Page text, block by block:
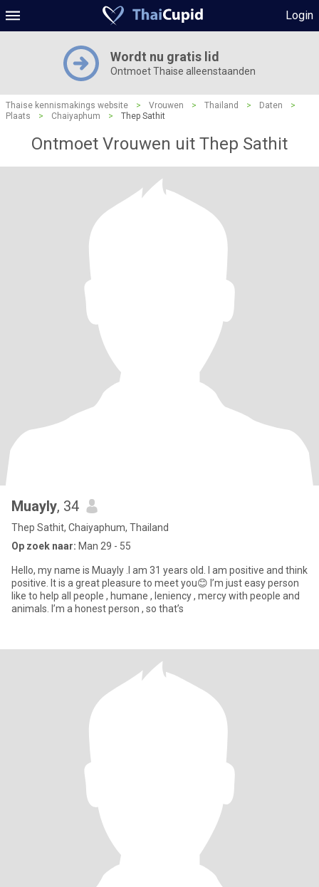
Login
Wordt nu gratis lid
Ontmoet Thaise alleenstaanden
Thaise kennismakings website > Vrouwen > Thailand > Daten
>
Plaats
> Chaiyaphum > Thep Sathit
Ontmoet Vrouwen uit Thep Sathit
Muayly, 34
Thep Sathit, Chaiyaphum, Thailand
Op zoek naar: Man 29 - 55
Hello, my name is Muayly .I am 31 years old. I am positive and think
positive. It is a great pleasure to meet you😊 I’m just easy person
like to help all people , humane , leniency , mercy with people and
animals. I’m a honest person , so that’s